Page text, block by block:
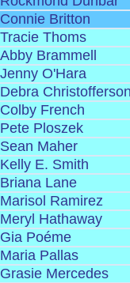
Connie Britton
Tracie Thoms
Abby Brammell
Jenny O'Hara
Debra
Colby French
Pete Ploszek
Sean Maher
Kelly E. Smith
Briana Lane
Marisol Ramirez
Meryl Hathaway
Gia Poéme
Maria Pallas
Grasie Mercedes